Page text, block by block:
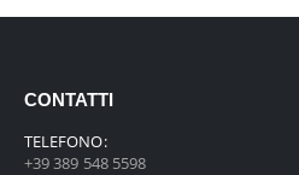
CONTATTI
TELEFONO:
+39 389 548 5598